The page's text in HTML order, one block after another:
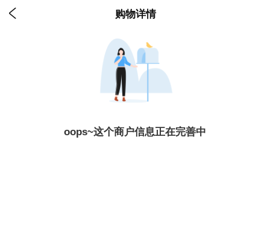
 购物详情
oops~这个商户信息正在完善中